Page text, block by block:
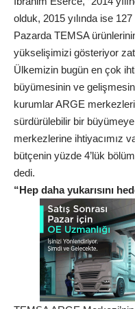
olduk, 2015 yılında ise
Pazarda TEMSA
yükselişimizi gösteriyor
Ülkemizin bugün en çok
büyümesinin ve
kurumlar ARGE
sürdürülebilir bir
merkezlerine ihtiyacımız
bütçenin yüzde 4’lük
dedi.
“Hep daha yukarısını